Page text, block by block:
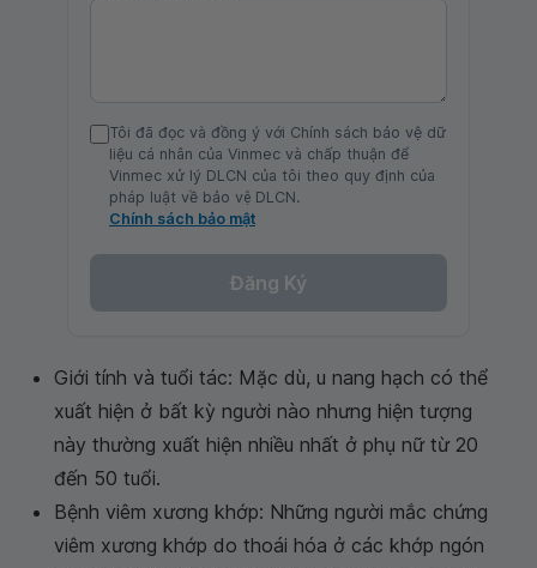
Tôi đã đọc và đồng ý với Chính sách bảo vệ dữ
liệu cá nhân của Vinmec và chấp thuận để
Vinmec xử lý DLCN của tôi theo quy định của
pháp luật về bảo vệ DLCN.
Chính sách bảo mật
Đăng Ký
Giới tính và tuổi tác: Mặc dù, u nang hạch có thể
xuất hiện ở bất kỳ người nào nhưng hiện tượng
này thường xuất hiện nhiều nhất ở phụ nữ từ 20
đến 50 tuổi.
Bệnh viêm xương khớp: Những người mắc chứng
viêm xương khớp do thoái hóa ở các khớp ngón